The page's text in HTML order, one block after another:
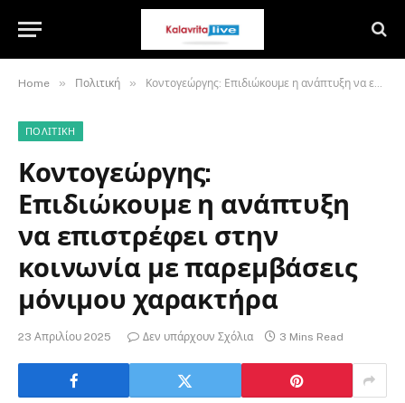
Home » Πολιτική » Κοντογεώργης: Επιδιώκουμε η ανάπτυξη να επιστρέφει στην κοινωνία με παρεμβάσεις μόνιμου χαρακτήρα
ΠΟΛΙΤΙΚΉ
Κοντογεώργης:
Επιδιώκουμε η ανάπτυξη
να επιστρέφει στην
κοινωνία με παρεμβάσεις
μόνιμου χαρακτήρα
23 Απριλίου 2025 Δεν υπάρχουν Σχόλια 3 Mins Read